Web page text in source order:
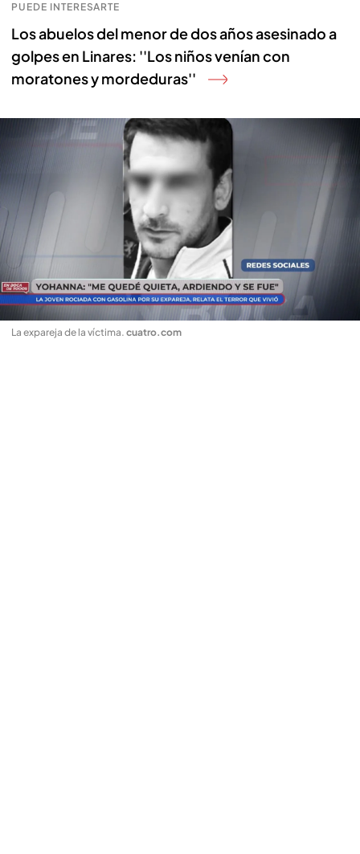
PUEDE INTERESARTE
Los abuelos del menor de dos años asesinado a
golpes en Linares: ''Los niños venían con
moratones y mordeduras''
La expareja de la víctima. cuatro.com